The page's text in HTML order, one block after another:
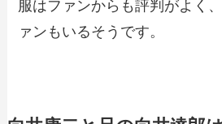
服はファンからも評判がよく
ァンもいるそうです。